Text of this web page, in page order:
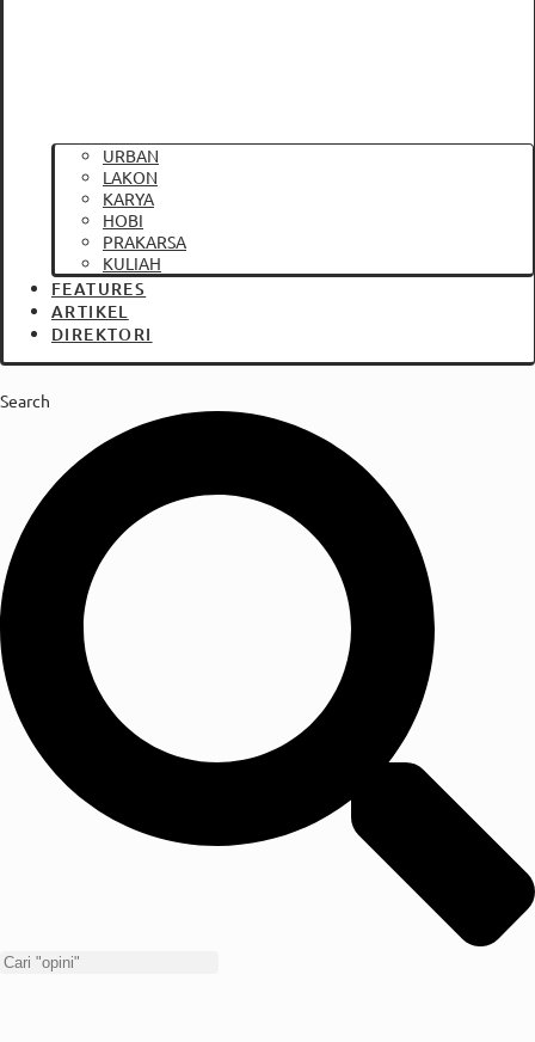
URBAN
LAKON
KARYA
HOBI
PRAKARSA
KULIAH
FEATURES
ARTIKEL
DIREKTORI
Search